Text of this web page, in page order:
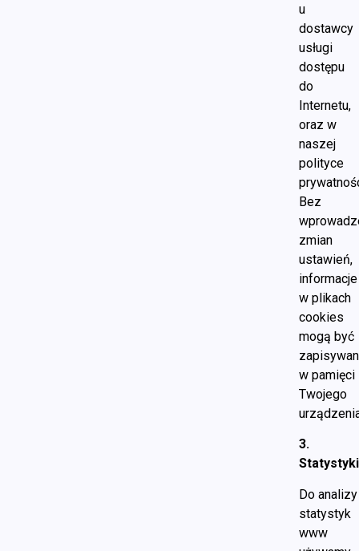
u
dostawcy
usługi
dostępu
do
Internetu,
oraz w
naszej
polityce
Bez
zmian
ustawień,
informacje
w plikach
cookies
mogą być
w pamięci
Twojego
3.
Statystyki
Do analizy
statystyk
www